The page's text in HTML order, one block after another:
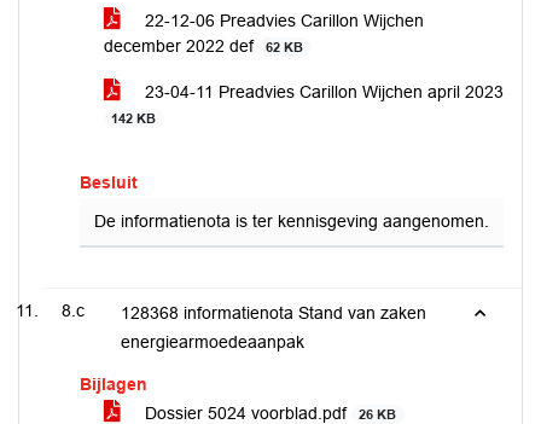
22-12-06 Preadvies Carillon Wijchen
december 2022 def
62 KB
23-04-11 Preadvies Carillon Wijchen april 2023
142 KB
Besluit
De informatienota is ter kennisgeving aangenomen.
8.c
128368 informatienota Stand van zaken
energiearmoedeaanpak
Bijlagen
Dossier 5024 voorblad.pdf
26 KB